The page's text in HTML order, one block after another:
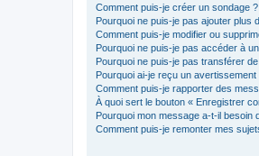
Comment puis-je créer un sondage ?
Pourquoi ne puis-je pas ajouter plus
Comment puis-je modifier ou
Pourquoi ne puis-je pas accéder à
Pourquoi ne puis-je pas transférer
Pourquoi ai-je reçu un avertissement
Comment puis-je rapporter des
À quoi sert le bouton « Enregistrer
Pourquoi mon message a-t-il besoin
Comment puis-je remonter mes